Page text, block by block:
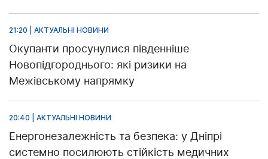
21:20 | АКТУАЛЬНІ НОВИНИ
Окупанти просунулися південніше
Новопідгороднього: які ризики на
Межівському напрямку
20:40 | АКТУАЛЬНІ НОВИНИ
Енергонезалежність та безпека: у Дніпрі
системно посилюють стійкість медичних